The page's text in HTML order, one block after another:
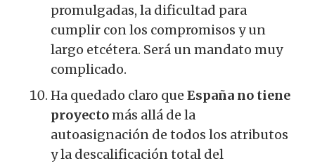
promulgadas, la dificultad para
cumplir con los compromisos y un
largo etcétera. Será un mandato muy
complicado.
Ha quedado claro que España no tiene
proyectomás allá de la
autoasignación de todos los atributos
y la descalificación total del